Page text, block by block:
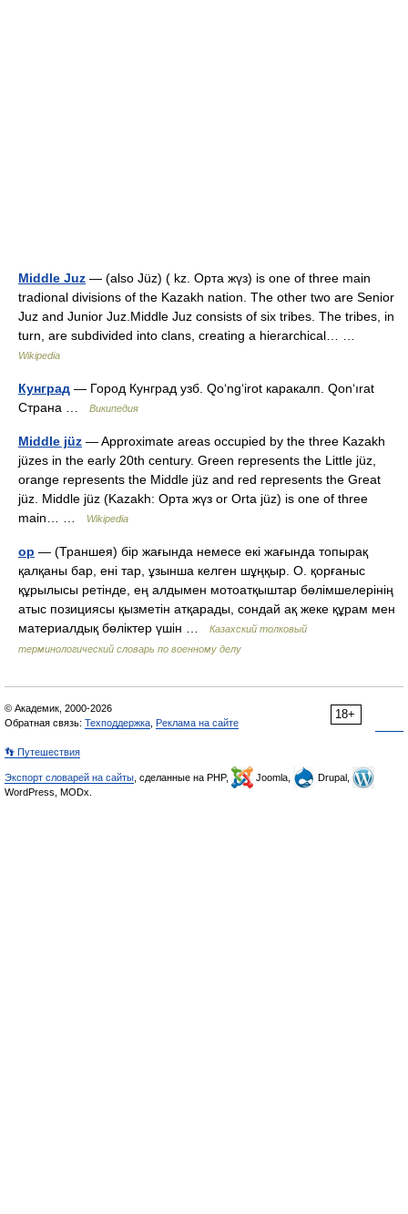
Middle Juz — (also Jüz) ( kz. Орта жүз) is one of three main
tradional divisions of the Kazakh nation. The other two are Senior
Juz and Junior Juz.Middle Juz consists of six tribes. The tribes, in
turn, are subdivided into clans, creating a hierarchical… …
Wikipedia
Кунград — Город Кунград узб. Qo‘ng‘irot каракалп. Qon‘ırat
Страна …
Википедия
Middle jüz — Approximate areas occupied by the three Kazakh
jüzes in the early 20th century. Green represents the Little jüz,
orange represents the Middle jüz and red represents the Great
jüz. Middle jüz (Kazakh: Орта жүз or Orta jüz) is one of three
main… …
Wikipedia
ор — (Траншея) бір жағында немесе екі жағында топырақ
қалқаны бар, ені тар, ұзынша келген шұңқыр. О. қорғаныс
құрылысы ретінде, ең алдымен мотоатқыштар бөлімшелерінің
атыс позициясы қызметін атқарады, сондай ақ жеке құрам мен
материалдық бөліктер үшін …
Казахский толковый
терминологический словарь по военному делу
18+
© Академик, 2000-2026
Обратная связь: Техподдержка Реклама на сайте
👣 Путешествия
Экспорт словарей на сайты , сделанные на PHP, Joomla,
Drupal,
WordPress, MODx.